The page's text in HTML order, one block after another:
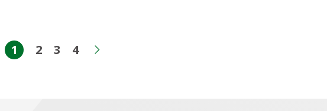
Página anterior
Página
1 Página
2 Página
3 Página
4